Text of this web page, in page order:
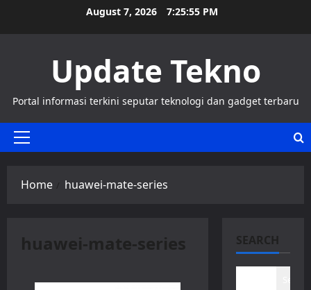
August 7, 2026 7:25:55 PM
Update Tekno
Portal informasi terkini seputar teknologi dan gadget terbaru
Primary
Home huawei-mate-series
huawei-mate-series SEARCH